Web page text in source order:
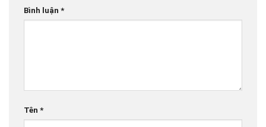
Bình luận *
Tên *